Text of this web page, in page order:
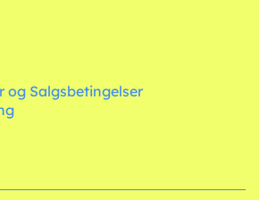
og Salgsbetingelser